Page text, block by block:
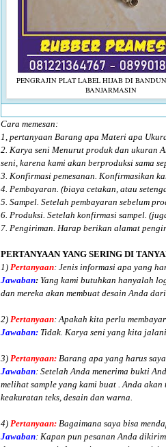
PENGRAJIN PLAT LABEL HIJAB DI
BANJARMASIN
Cara memesan:
1, pertanyaan Barang apa Materi apa
2. Karya seni Menurut produk dan ukuran
seni, karena kami akan berproduksi sama
3. Konfirmasi pemesanan. Konfirmasikan
4. Pembayaran. (biaya cetakan, atau
5. Sampel. Setelah pembayaran sebelum
6. Produksi. Setelah konfirmasi sampel.
7. Pengiriman. Harap berikan alamat
PERTANYAAN YANG SERING DI
1) Pertanyaan: Jenis informasi apa yang
Jawaban:Yang kami butuhkan hanyalah
dan mereka akan membuat desain Anda
2) Pertanyaan: Apakah kita perlu
Jawaban:Tidak. Karya seni yang kita
3) Pertanyaan:Barang apa yang harus
Jawaban: Setelah Anda menerima bukti
melihat sample yang kami buat . Anda akan
keakuratan teks, desain dan warna.
4) Pertanyaan:Bagaimana saya bisa
Jawaban: Kapan pun pesanan Anda